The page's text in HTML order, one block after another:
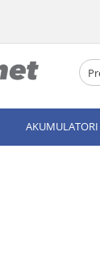
AKUMULATORI